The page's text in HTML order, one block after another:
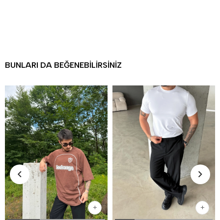
BUNLARI DA BEĞENEBILIRSINIZ